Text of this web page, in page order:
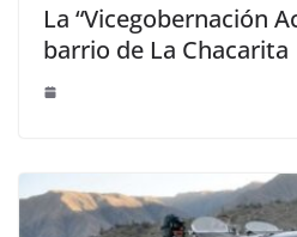
La “Vicegobernación
barrio de La Chacarita